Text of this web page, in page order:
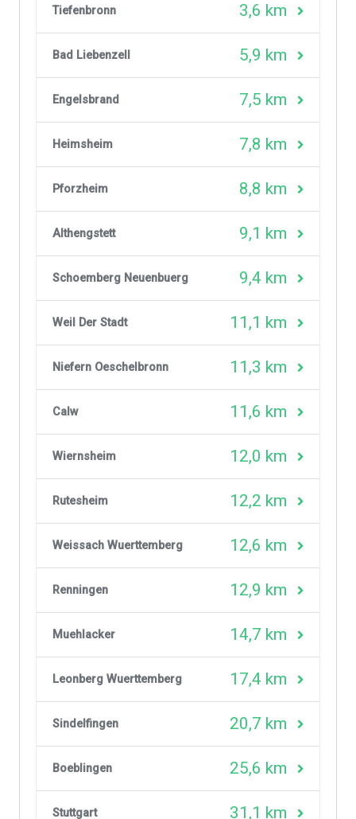
Tiefenbronn 3,6 km
Bad Liebenzell 5,9 km
Engelsbrand 7,5 km
Heimsheim 7,8 km
Pforzheim 8,8 km
Althengstett 9,1 km
Schoemberg Neuenbuerg 9,4 km
Weil Der Stadt 11,1 km
Niefern Oeschelbronn 11,3 km
Calw 11,6 km
Wiernsheim 12,0 km
Rutesheim 12,2 km
Weissach Wuerttemberg 12,6 km
Renningen 12,9 km
Muehlacker 14,7 km
Leonberg Wuerttemberg 17,4 km
Sindelfingen 20,7 km
Boeblingen 25,6 km
Stuttgart 31,1 km